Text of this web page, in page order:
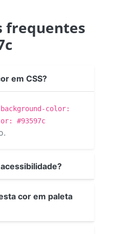
frequentes
em CSS?
background-color:
#93597c
cor em paleta